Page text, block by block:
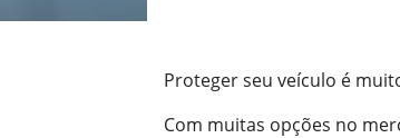
Proteger seu veículo é
Com muitas opções no